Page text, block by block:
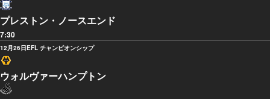
プレストン・ノースエンド
7:30
12月26日EFL チャンピオンシップ
ウォルヴァーハンプトン